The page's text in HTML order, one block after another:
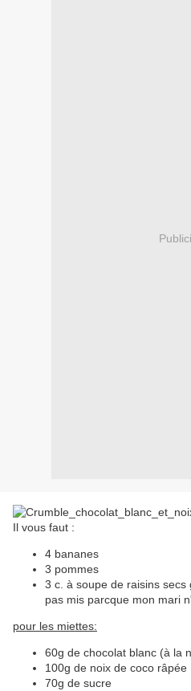
Il vous faut :
4 bananes
3 pommes
3 c. à soupe de raisins
pas mis parcque mon mari
pour les miettes:
60g de chocolat blanc (à la
100g de noix de coco râpée
70g de sucre